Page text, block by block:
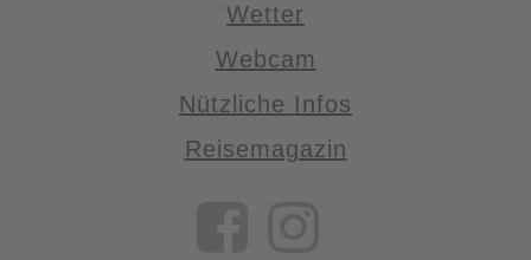
Wetter
Webcam
Nützliche Infos
Reisemagazin